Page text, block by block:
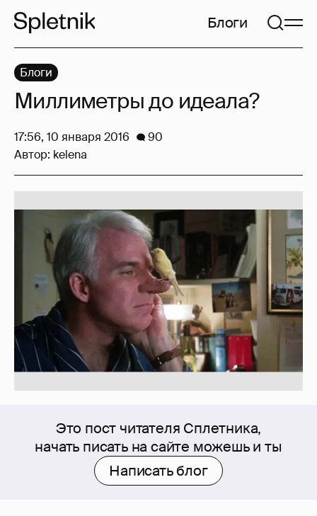
Блоги
Это пост читателя Сплетника,
начать писать на сайте можешь и ты
Написать блог
Блоги
Миллиметры до идеала?
17:56, 10 января 2016
90
Автор: kelena